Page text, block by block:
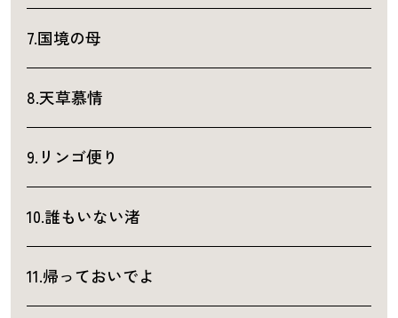
7.国境の母
8.天草慕情
9.リンゴ便り
10.誰もいない渚
11.帰っておいでよ